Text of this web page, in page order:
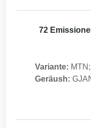
72
Variante:
Geräush: